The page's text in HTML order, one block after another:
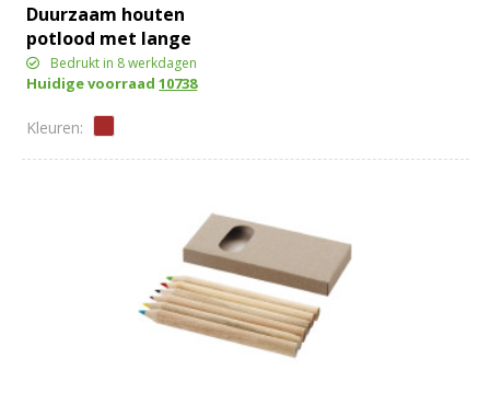
Duurzaam houten
potlood met lange
levensduur
Bedrukt in 8 werkdagen
Huidige voorraad10738